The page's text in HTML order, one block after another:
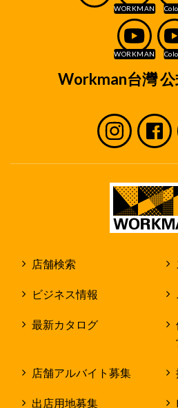
Workman台灣
店舗検索
ビジネス情報
最新カタログ
店舗アルバイト募集
出店用地募集